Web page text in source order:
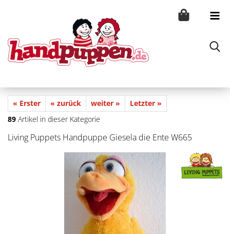
« Erster « zurück weiter »
Letzter »
89 Artikel in dieser Kategorie
Living Puppets Handpuppe Giesela die Ente W665